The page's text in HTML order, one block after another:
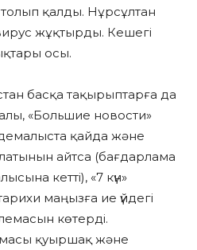
қалды. Нұрсұлтан
жұқтырды. Кешегі
осы.
басқа тақырыптарға да
«Большие новости»
қайда және
айтса (бағдарлама
кетті), «7 күн»
маңызға ие үйдегі
көтерді.
қуыршақ және